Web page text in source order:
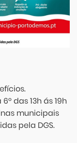
das 13h ás 19h
municipais
pela DGS.